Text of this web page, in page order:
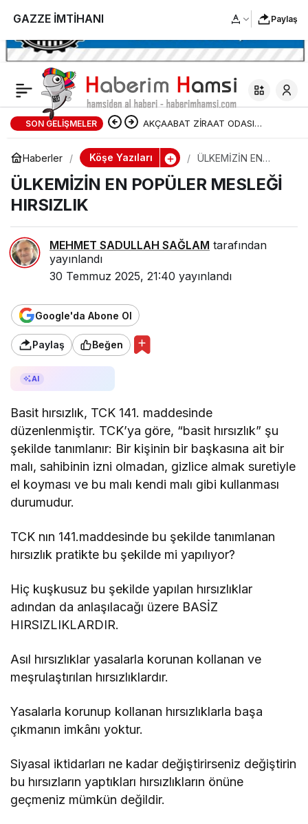
SON GELIŞMELER AKÇAABAT ZİRAAT ODASI
BAŞKANLIĞINDAN FINDIK
ÜRETİCİLERİNE AĞUSTOS AYI İÇİN
Haberler Köşe Yazıları
ÜLKEMİZİN EN
HIRSIZLIK
ÜLKEMİZİN EN POPÜLER MESLEĞİ
HIRSIZLIK
MEHMET SADULLAH SAĞLAM tarafından
yayınlandı
30 Temmuz 2025, 21:40 yayınlandı
Google'da Abone Ol
Paylaş Beğen
AI
Basit hırsızlık, TCK 141. maddesinde
düzenlenmiştir. TCK’ya göre, “basit hırsızlık” şu
şekilde tanımlanır: Bir kişinin bir başkasına ait bir
malı, sahibinin izni olmadan, gizlice almak suretiyle
el koyması ve bu malı kendi malı gibi kullanması
durumudur.
TCK nın 141.maddesinde bu şekilde tanımlanan
hırsızlık pratikte bu şekilde mi yapılıyor?
Hiç kuşkusuz bu şekilde yapılan hırsızlıklar
adından da anlaşılacağı üzere BASİZ
HIRSIZLIKLARDIR.
Asıl hırsızlıklar yasalarla korunan kollanan ve
meşrulaştırılan hırsızlıklardır.
Yasalarla korunup kollanan hırsızlıklarla başa
çıkmanın imkânı yoktur.
Siyasal iktidarları ne kadar değiştirirseniz değiştirin
bu hırsızların yaptıkları hırsızlıkların önüne
geçmeniz mümkün değildir.
GAZZE İMTİHANI Paylaş